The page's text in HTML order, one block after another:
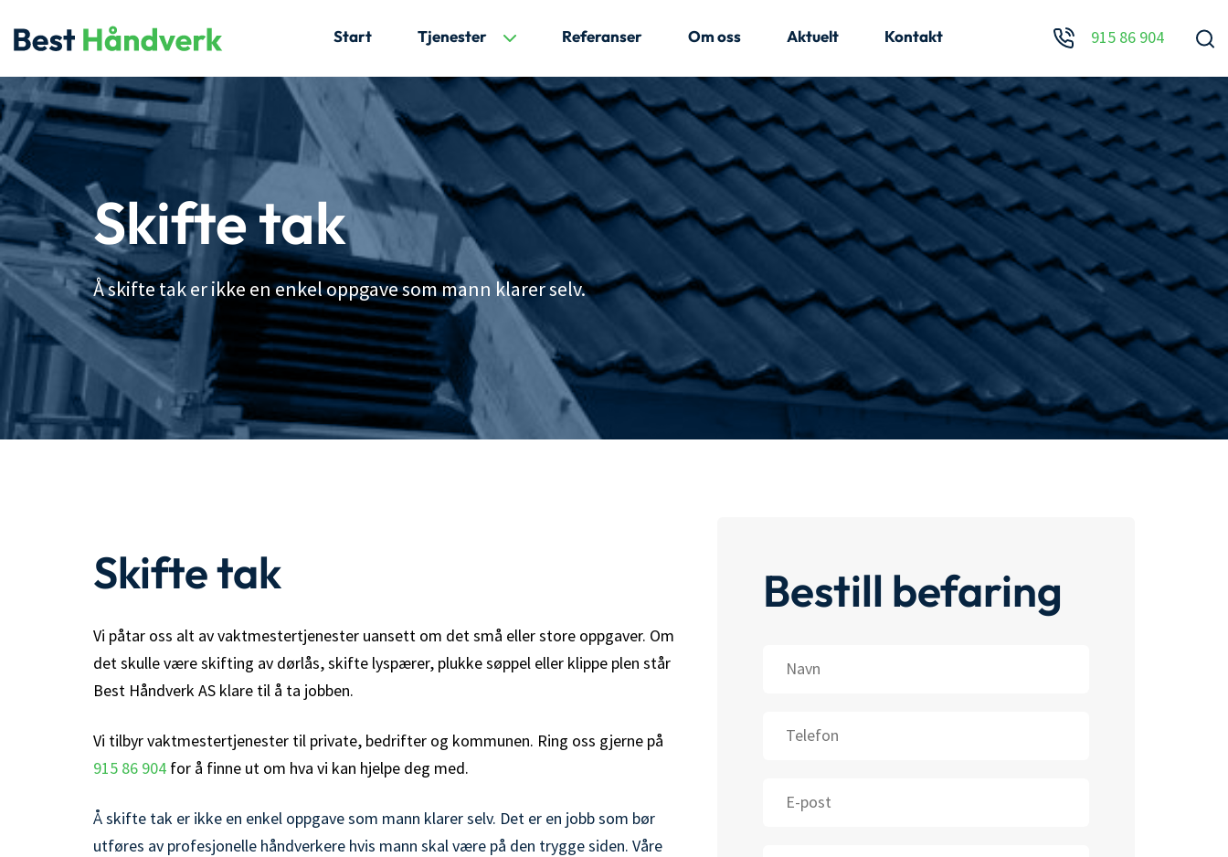
Start Tjenester Referanser Om oss Aktuelt Kontakt 915 86 904
Skifte tak
Å skifte tak er ikke en enkel oppgave som mann klarer selv.
Skifte tak
Vi påtar oss alt av vaktmestertjenester uansett om det små eller store oppgaver. Om
det skulle være skifting av dørlås, skifte lyspærer, plukke søppel eller klippe plen står
Best Håndverk AS klare til å ta jobben.
Vi tilbyr vaktmestertjenester til private, bedrifter og kommunen. Ring oss gjerne på
915 86 904 for å finne ut om hva vi kan hjelpe deg med.
Å skifte tak er ikke en enkel oppgave som mann klarer selv. Det er en jobb som bør
utføres av profesjonelle håndverkere hvis mann skal være på den trygge siden. Våre
Bestill befaring